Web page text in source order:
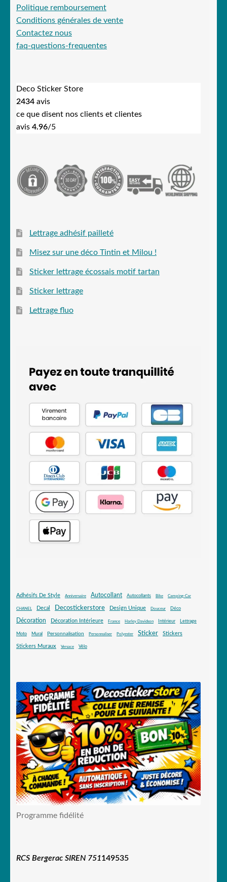
Politique remboursement
Conditions générales de vente
Contactez nous
faq-questions-frequentes
Deco Sticker Store
2434 avis
ce que disent nos clients et clientes
avis 4.96/5
Lettrage adhésif pailleté
Misez sur une déco Tintin et Milou !
Sticker lettrage écossais motif tartan
Sticker lettrage
Lettrage fluo
Adhésifs De Style Anniversaire Autocollant Autocollants Bike Camping-Car
CHANEL Decal Decostickerstore Design Unique Douceur Déco
Décoration Décoration Intérieure France Harley Davidson Intérieur Lettrage
Moto Mural Personnalisation Personnaliser Polyester Sticker Stickers
Stickers Muraux Versace Vélo
Programme fidélité
RCS Bergerac SIREN 751149535